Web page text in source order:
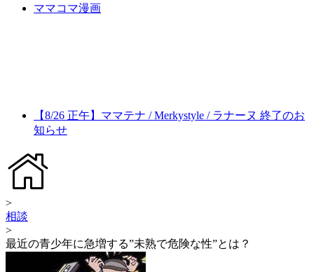
ママコマ漫画
【8/26 正午】ママテナ / Merkystyle / ラナーヌ 終了のお
知らせ
>
相談
>
最近の青少年に急増する”未熟で危険な性”とは？